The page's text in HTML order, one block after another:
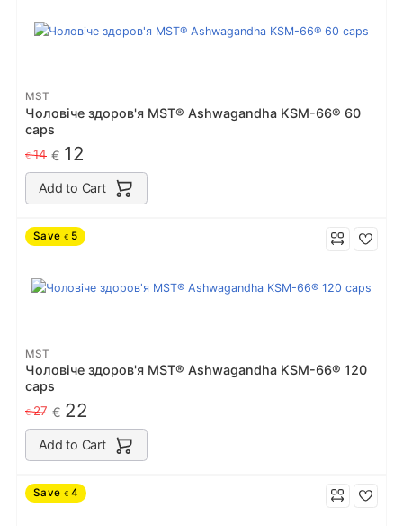
MST
Чоловіче здоров'я MST® Ashwagandha KSM-66® 60
caps
€14 € 12
Add to Cart
Save € 5
MST
Чоловіче здоров'я MST® Ashwagandha KSM-66® 120
caps
€27 € 22
Add to Cart
Save € 4